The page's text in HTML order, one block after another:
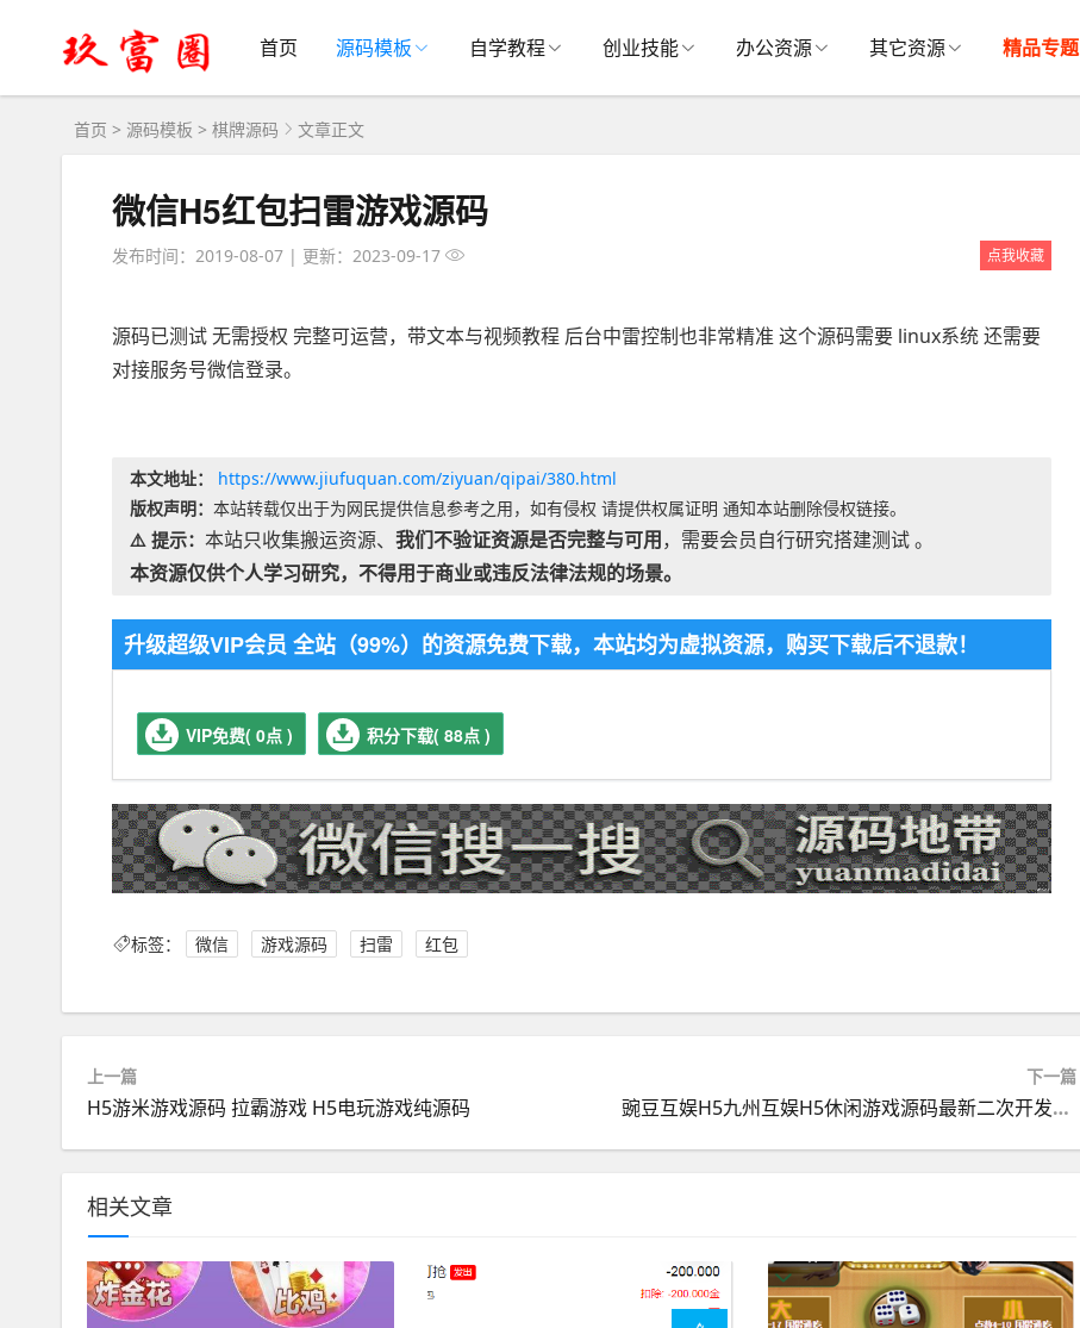
首页 源码模板 自学教程 创业技能 办公资源 其它资源 精品专题
首页 > 源码模板 > 棋牌源码 文章正文
微信H5红包扫雷游戏源码
发布时间：2019-08-07 | 更新：2023-09-17 点我收藏
源码已测试 无需授权 完整可运营，带文本与视频教程 后台中雷控制也非常精准 这个源码需要 linux系统 还需要
对接服务号微信登录。
本文地址：
https://www.jiufuquan.com/ziyuan/qipai/380.html
版权声明： 本站转载仅出于为网民提供信息参考之用，如有侵权 请提供权属证明 通知本站删除侵权链接。
⚠️ 提示： 本站只收集搬运资源、 我们不验证资源是否完整与可用，需要会员自行研究搭建测试 。
本资源仅供个人学习研究，不得用于商业或违反法律法规的场景。
升级超级VIP会员 全站（99%）的资源免费下载，本站均为虚拟资源，购买下载后不退款！
VIP免费( 0点 ) 积分下载( 88点 )
标签： 微信 游戏源码 扫雷 红包
上一篇
H5游米游戏源码 拉霸游戏 H5电玩游戏纯源码
下一篇
豌豆互娱H5九州互娱H5休闲游戏源码最新二次开发版+搭建教程
相关文章